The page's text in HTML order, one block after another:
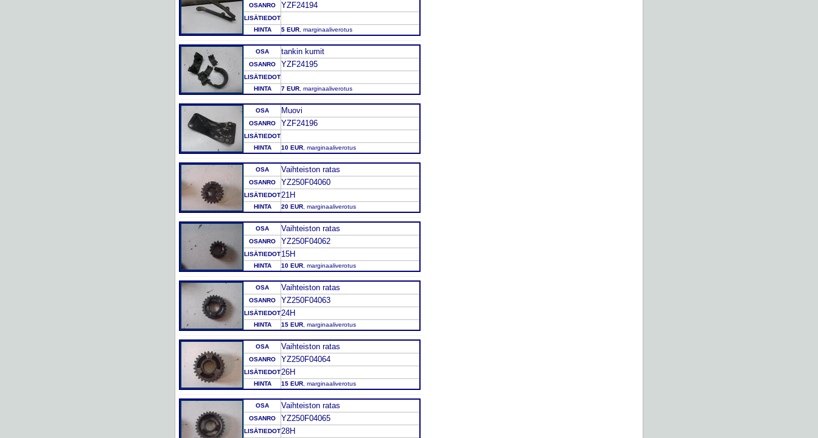
OSANRO YZF24194
LISÄTIEDOT
HINTA
5 EUR , marginaaliverotus
OSA tankin kumit
OSANRO YZF24195
LISÄTIEDOT
HINTA
7 EUR , marginaaliverotus
OSA Muovi
OSANRO YZF24196
LISÄTIEDOT
HINTA
10 EUR , marginaaliverotus
OSA Vaihteiston ratas
OSANRO YZ250F04060
LISÄTIEDOT21H
HINTA 20 EUR , marginaaliverotus
OSA Vaihteiston ratas
OSANRO YZ250F04062
LISÄTIEDOT15H
HINTA 10 EUR , marginaaliverotus
OSA Vaihteiston ratas
OSANRO YZ250F04063
LISÄTIEDOT24H
HINTA 15 EUR , marginaaliverotus
OSA Vaihteiston ratas
OSANRO YZ250F04064
LISÄTIEDOT26H
HINTA 15 EUR , marginaaliverotus
OSA Vaihteiston ratas
OSANRO YZ250F04065
LISÄTIEDOT28H